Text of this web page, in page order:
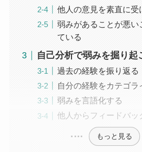
他人の意見を素直に受
弱みがあることが悪い
ている
自己分析で弱みを掘り起
過去の経験を振り返る
自分の経験をカテゴラ
弱みを言語化する
他人からフィードバッ
もっと見る